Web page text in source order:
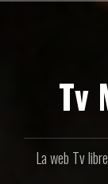
Tv
La web Tv